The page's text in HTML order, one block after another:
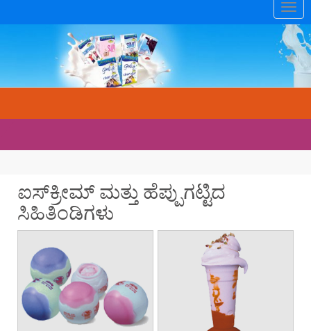
T
o
g
e
a
ಐಸ್‌ಕ್ರೀಮ್ ಮತ್ತು ಹೆಪ್ಪುಗಟ್ಟಿದ
ಸಿಹಿತಿಂಡಿಗಳು